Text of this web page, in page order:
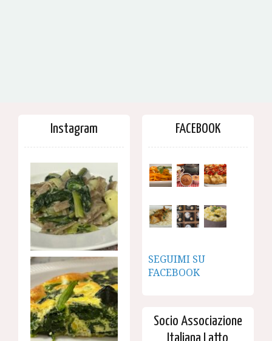
Instagram FACEBOOK
SEGUIMI SU
FACEBOOK
Socio Associazione